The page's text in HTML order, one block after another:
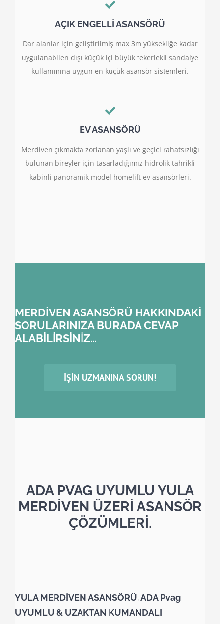
AÇIK ENGELLİ ASANSÖRÜ
Dar alanlar için geliştirilmiş max 3m yüksekliğe kadar
uygulanabilen dışı küçük içi büyük tekerlekli sandalye
kullanımına uygun en küçük asansör sistemleri.
EV ASANSÖRÜ
Merdiven çıkmakta zorlanan yaşlı ve geçici rahatsızlığı
bulunan bireyler için tasarladığımız hidrolik tahrikli
kabinli panoramik model homelift ev asansörleri.
MERDİVEN ASANSÖRÜ HAKKINDAKİ
SORULARINIZA BURADA CEVAP
ALABİLİRSİNİZ…
İŞIN UZMANINA SORUN!
ADA PVAG UYUMLU YULA
MERDİVEN ÜZERİ ASANSÖR
ÇÖZÜMLERİ.
YULA MERDİVEN ASANSÖRÜ, ADA Pvag
UYUMLU & UZAKTAN KUMANDALI